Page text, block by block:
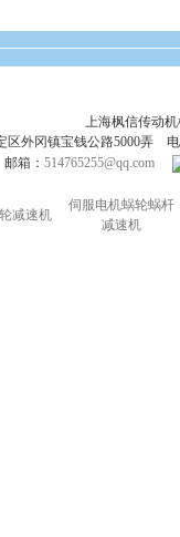
上海枫信传动
区外冈镇宝钱公路5000弄 电
邮箱：514765255@qq.com
减速机
伺服电机蜗轮蜗杆
减速机